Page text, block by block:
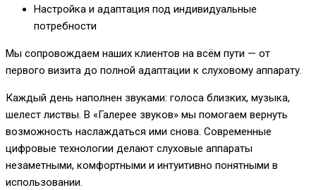
Настройка и адаптация под индивидуальные
потребности
Мы сопровождаем наших клиентов на всём пути — от
первого визита до полной адаптации к слуховому аппарату.
Каждый день наполнен звуками: голоса близких, музыка,
шелест листвы. В «Галерее звуков» мы помогаем вернуть
возможность наслаждаться ими снова. Современные
цифровые технологии делают слуховые аппараты
незаметными, комфортными и интуитивно понятными в
использовании.